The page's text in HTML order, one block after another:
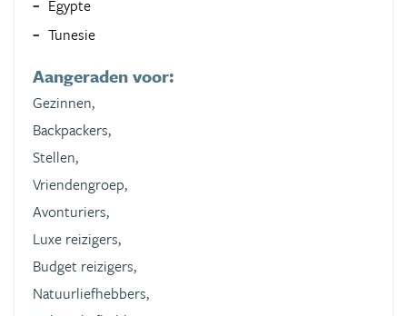
Egypte
Tunesie
Aangeraden voor:
Gezinnen,
Backpackers,
Stellen,
Vriendengroep,
Avonturiers,
Luxe reizigers,
Budget reizigers,
Natuurliefhebbers,